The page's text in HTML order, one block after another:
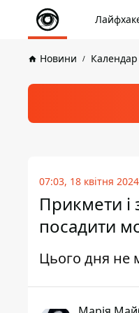
Новини Календар
07:03, 18 квітня 2024
Прикмети і
посадити
Цього дня не